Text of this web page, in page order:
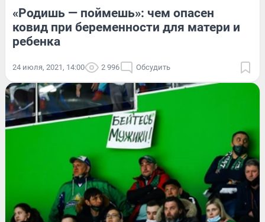
«Родишь — поймешь»: чем опасен
ковид при беременности для матери и
ребенка
24 июля, 2021, 14:00 2 996 Обсудить